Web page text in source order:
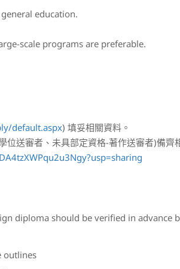
education.
scale programs are preferable.
default.aspx) 填妥相關資料。
送審者、未具部定資格-著作送審者)備
diploma should be verified in advance
outlines